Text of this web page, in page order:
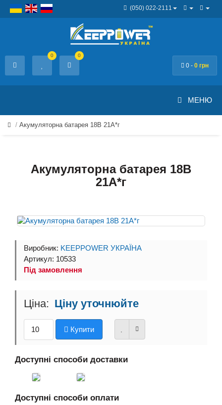
(050) 022-2111
0 - 0 грн
0 0
МЕНЮ
Акумуляторна батарея 18В 21A*г
Акумуляторна батарея 18В
21A*г
Виробник: KEEPPOWER УКРАЇНА
Артикул: 10533
Під замовлення
Ціну уточнюйте
Купити
Доступні способи доставки
Доступні способи оплати